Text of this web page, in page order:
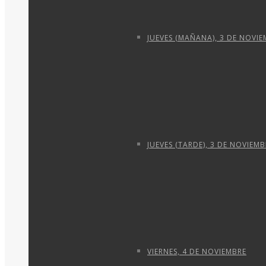
JUEVES (MAÑANA), 3 DE
JUEVES (TARDE), 3 DE
VIERNES, 4 DE NOVIEMBRE